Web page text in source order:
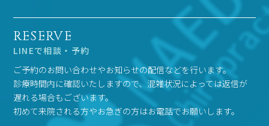
RESERVE
LINEで相談・予約
ご予約のお問い合わせやお知らせの配信などを行います。
診療時間内に確認いたしますので、混雑状況によっては返信が
遅れる場合もございます。
初めて来院される方やお急ぎの方はお電話でお願いします。